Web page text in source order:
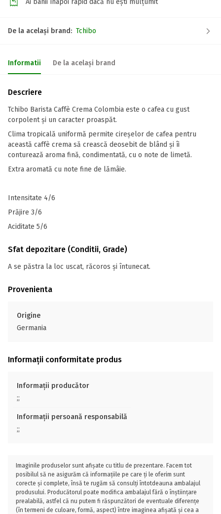
De la același brand: Tchibo
Informatii De la același brand
Descriere
Tchibo Barista Caffè Crema Colombia este o cafea cu gust
corpolent și un caracter proaspăt.
Clima tropicală uniformă permite cireșelor de cafea pentru
această caffè crema să crească deosebit de blând și îi
conturează aroma fină, condimentată, cu o note de limetă.
Extra aromată cu note fine de lămâie.
Intensitate 4/6
Prăjire 3/6
Aciditate 5/6
Sfat depozitare (Conditii, Grade)
A se păstra la loc uscat, răcoros și întunecat.
Provenienta
Origine
Germania
Informații conformitate produs
Informații producător
;;
Informații persoană responsabilă
;;
Imaginile produselor sunt afișate cu titlu de prezentare. Facem tot
posibilul să ne asigurăm că informațiile pe care ți le oferim sunt
corecte și complete, însă te rugăm să consulți întotdeauna ambalajul
produsului. Producătorul poate modifica ambalajul fără o înștiințare
prealabilă, astfel că nu putem fi răspunzători de eventuale diferențe
(în termeni de culoare, formă, aspect) între imaginea afișată și cea a